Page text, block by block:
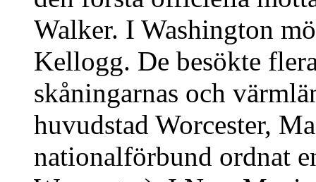
Walker. I Washington
Kellogg. De besökte
skåningarnas och
huvudstad Worcester,
nationalförbund ordnat